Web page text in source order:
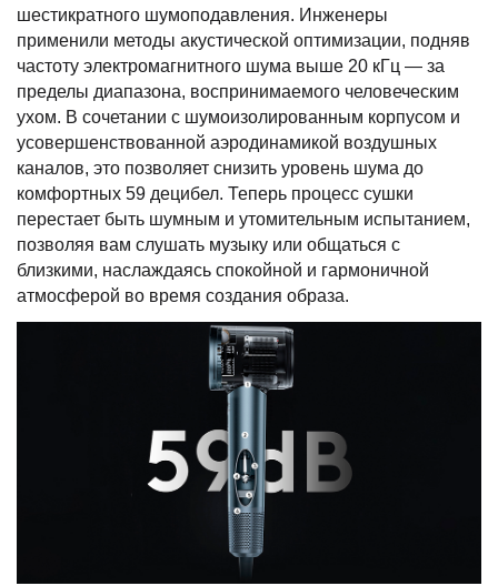
шестикратного шумоподавления. Инженеры
применили методы акустической оптимизации, подняв
частоту электромагнитного шума выше 20 кГц — за
пределы диапазона, воспринимаемого человеческим
ухом. В сочетании с шумоизолированным корпусом и
усовершенствованной аэродинамикой воздушных
каналов, это позволяет снизить уровень шума до
комфортных 59 децибел. Теперь процесс сушки
перестает быть шумным и утомительным испытанием,
позволяя вам слушать музыку или общаться с
близкими, наслаждаясь спокойной и гармоничной
атмосферой во время создания образа.